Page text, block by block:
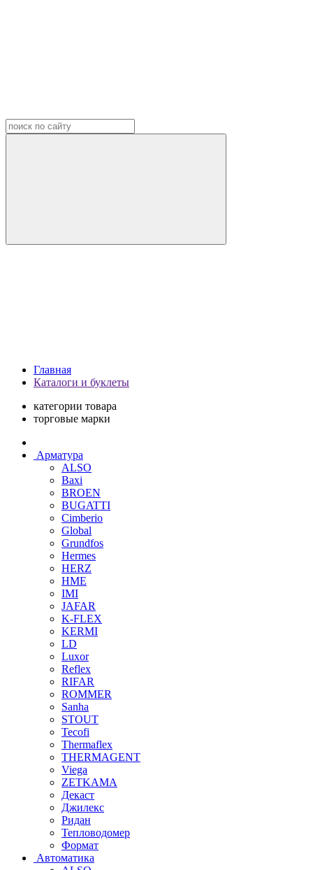
Главная
Каталоги и буклеты
категории товара
торговые марки
Арматура
ALSO
Baxi
BROEN
BUGATTI
Cimberio
Global
Grundfos
Hermes
HERZ
HME
IMI
JAFAR
K-FLEX
KERMI
LD
Luxor
Reflex
RIFAR
ROMMER
Sanha
STOUT
Tecofi
Thermaflex
THERMAGENT
Viega
ZETKAMA
Декаст
Джилекс
Ридан
Тепловодомер
Формат
Автоматика